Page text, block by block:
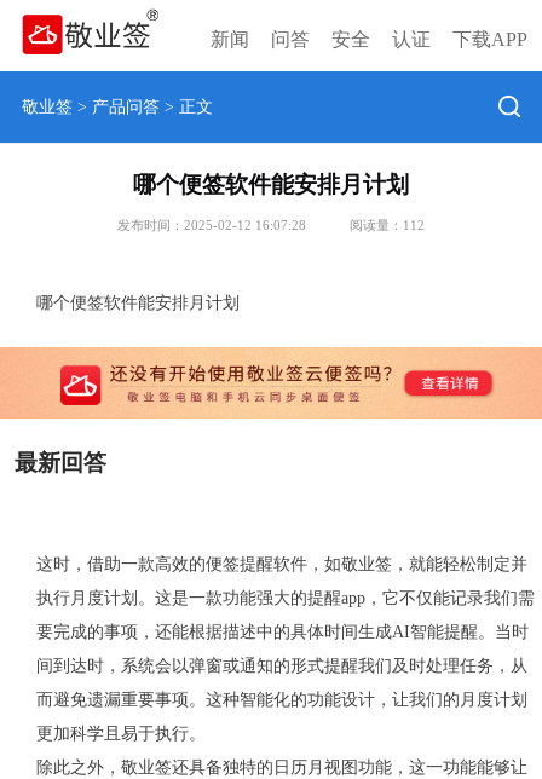
新闻 问答 安全 认证 下载APP
敬业签> 产品问答> 正文
哪个便签软件能安排月计划
发布时间：2025-02-12 16:07:28 阅读量： 112
哪个便签软件能安排月计划
最新回答
这时，借助一款高效的便签提醒软件，如敬业签，就能轻松制定并
执行月度计划。这是一款功能强大的提醒app，它不仅能记录我们需
要完成的事项，还能根据描述中的具体时间生成AI智能提醒。当时
间到达时，系统会以弹窗或通知的形式提醒我们及时处理任务，从
而避免遗漏重要事项。这种智能化的功能设计，让我们的月度计划
更加科学且易于执行。
除此之外，敬业签还具备独特的日历月视图功能，这一功能能够让